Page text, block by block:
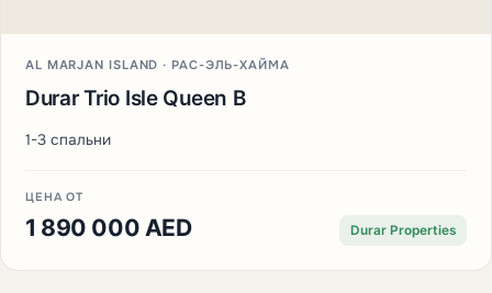
AL MARJAN ISLAND · РАС-ЭЛЬ-ХАЙМА
Durar Trio Isle Queen B
1-3 спальни
ЦЕНА ОТ
1 890 000 AED Durar Properties